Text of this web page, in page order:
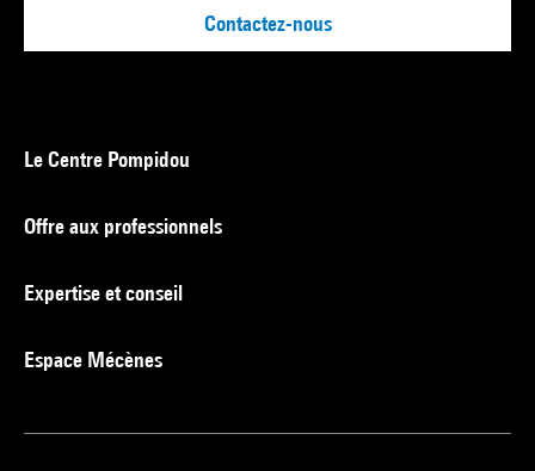
Contactez-nous
Le Centre Pompidou
Offre aux professionnels
Expertise et conseil
Espace Mécènes